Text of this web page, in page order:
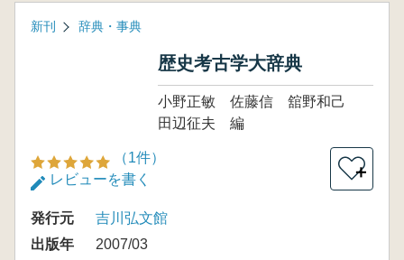
新刊 辞典・事典
歴史考古学大辞典
小野正敏 佐藤信 舘野和己
田辺征夫 編
（1件）
レビューを書く
＋
発行元
吉川弘文館
出版年
2007/03